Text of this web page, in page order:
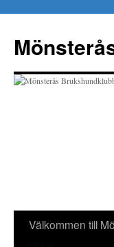
innehåll
Välkommen till